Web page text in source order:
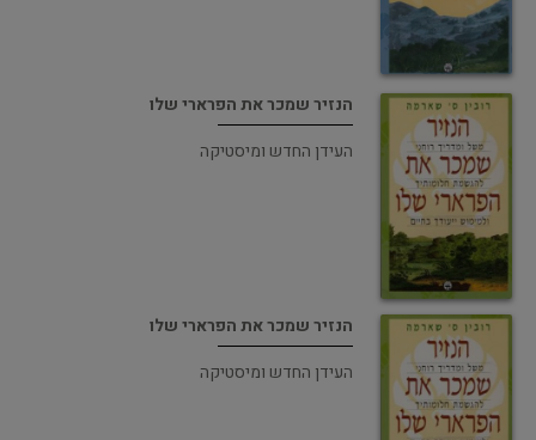
הנזיר שמכר את הפרארי שלו
העידן החדש ומיסטיקה
הנזיר שמכר את הפרארי שלו
העידן החדש ומיסטיקה